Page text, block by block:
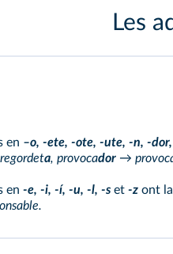
Les
en –o, -ete, -ote, -ute, -n, -
a, provocador →
en -e, -i, -í, -u, -l, -s et -z ont